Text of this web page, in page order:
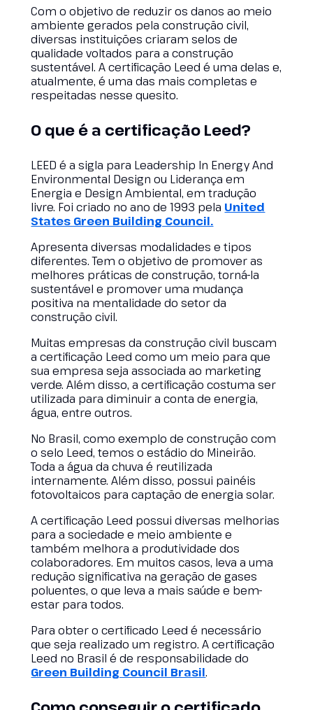
Com o objetivo de reduzir os danos ao meio
ambiente gerados pela construção civil,
diversas instituições criaram selos de
qualidade voltados para a construção
sustentável. A certificação Leed é uma delas e,
atualmente, é uma das mais completas e
respeitadas nesse quesito.
O que é a certificação Leed?
LEED é a sigla para Leadership In Energy And
Environmental Design ou Liderança em
Energia e Design Ambiental, em tradução
livre. Foi criado no ano de 1993 pela United
States Green Building Council.
Apresenta diversas modalidades e tipos
diferentes. Tem o objetivo de promover as
melhores práticas de construção, torná-la
sustentável e promover uma mudança
positiva na mentalidade do setor da
construção civil.
Muitas empresas da construção civil buscam
a certificação Leed como um meio para que
sua empresa seja associada ao marketing
verde. Além disso, a certificação costuma ser
utilizada para diminuir a conta de energia,
água, entre outros.
No Brasil, como exemplo de construção com
o selo Leed, temos o estádio do Mineirão.
Toda a água da chuva é reutilizada
internamente. Além disso, possui painéis
fotovoltaicos para captação de energia solar.
A certificação Leed possui diversas melhorias
para a sociedade e meio ambiente e
também melhora a produtividade dos
colaboradores. Em muitos casos, leva a uma
redução significativa na geração de gases
poluentes, o que leva a mais saúde e bem-
estar para todos.
Para obter o certificado Leed é necessário
que seja realizado um registro. A certificação
Leed no Brasil é de responsabilidade do
Green Building Council Brasil.